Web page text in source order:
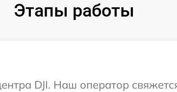
Этапы работы
DJI. Наш оператор